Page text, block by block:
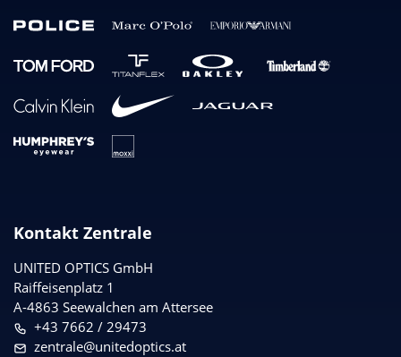
Kontakt Zentrale
UNITED OPTICS GmbH
Raiffeisenplatz 1
A-4863 Seewalchen am Attersee
+43 7662 / 29473
zentrale@unitedoptics.at